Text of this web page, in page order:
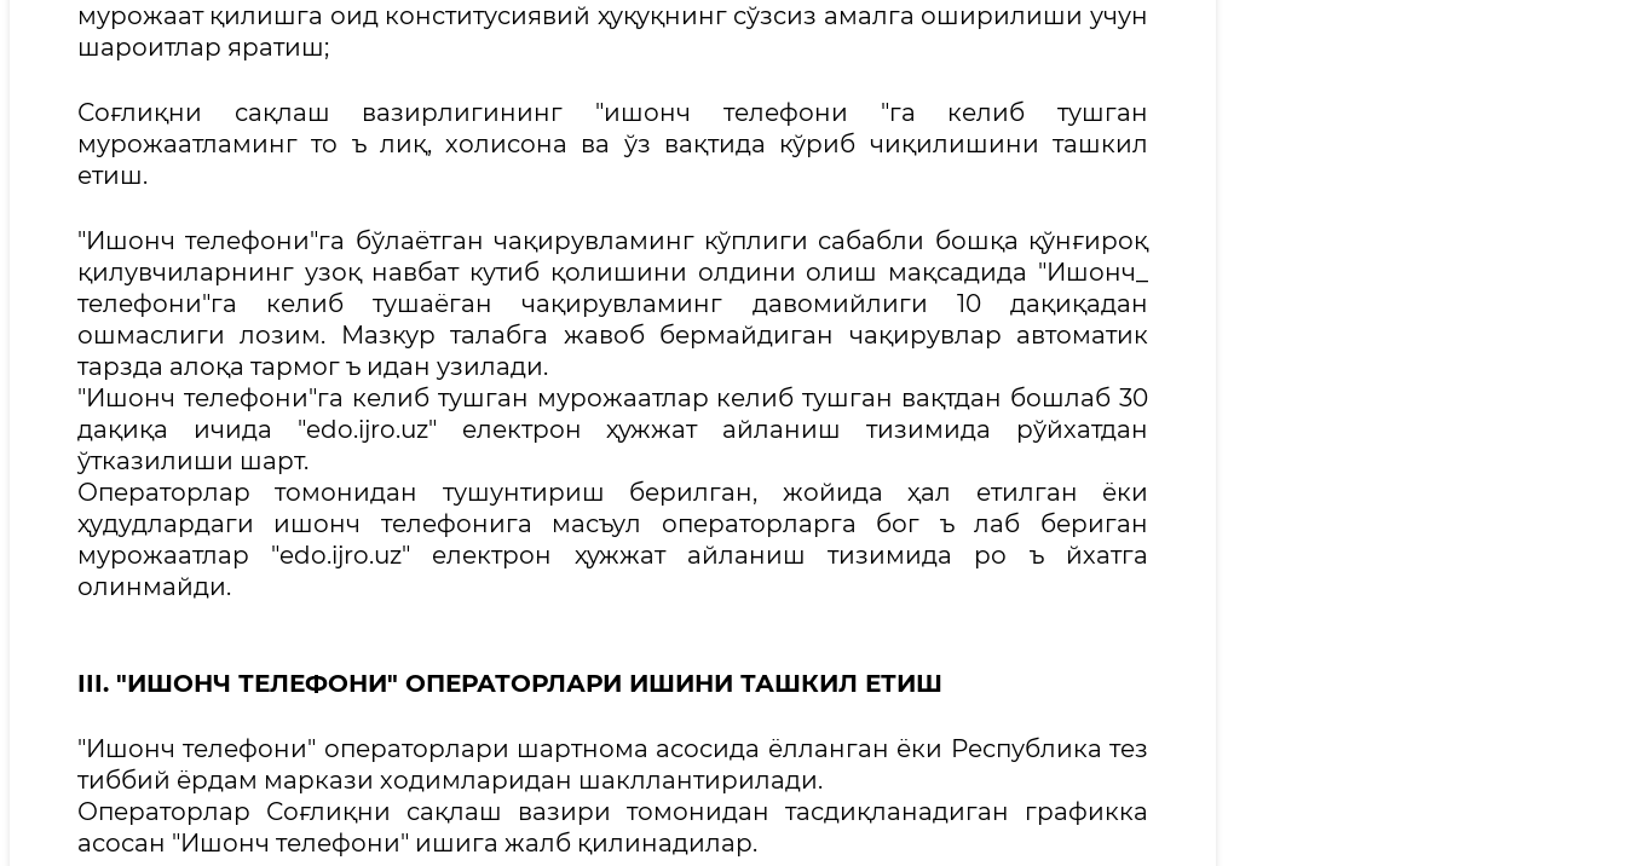
мурожаат қилишга оид конститусиявий ҳуқуқнинг сўзсиз амалга оширилиши учун
шароитлар яратиш;
Соғлиқни сақлаш вазирлигининг "ишонч телефони "га келиб тушган
мурожаатламинг то ъ лиқ, холисона ва ўз вақтида кўриб чиқилишини ташкил
етиш.
"Ишонч телефони"га бўлаётган чақирувламинг кўплиги сабабли бошқа қўнғироқ
қилувчиларнинг узоқ навбат кутиб қолишини олдини олиш мақсадида "Ишонч_
телефони"га келиб тушаёган чақирувламинг давомийлиги 10 дақиқадан
ошмаслиги лозим. Мазкур талабга жавоб бермайдиган чақирувлар автоматик
тарзда алоқа тармог ъ идан узилади.
"Ишонч телефони"га келиб тушган мурожаатлар келиб тушган вақтдан бошлаб 30
дақиқа ичида "edo.ijro.uz" електрон ҳужжат айланиш тизимида рўйхатдан
ўтказилиши шарт.
Операторлар томонидан тушунтириш берилган, жойида ҳал етилган ёки
ҳудудлардаги ишонч телефонига масъул операторларга бог ъ лаб бериган
мурожаатлар "edo.ijro.uz" електрон ҳужжат айланиш тизимида ро ъ йхатга
олинмайди.
III. "ИШОНЧ ТЕЛЕФОНИ" ОПЕРАТОРЛАРИ ИШИНИ ТАШКИЛ ЕТИШ
"Ишонч телефони" операторлари шартнома асосида ёлланган ёки Республика тез
тиббий ёрдам маркази ходимларидан шакллантирилади.
Операторлар Соғлиқни сақлаш вазири томонидан тасдиқланадиган графикка
асосан "Ишонч телефони" ишига жалб қилинадилар.